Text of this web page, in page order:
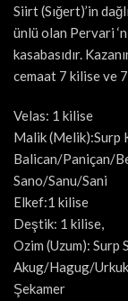
Siirt (Sığert)’in
ünlü olan Pervari
kasabasıdır.
cemaat 7 kilise ve
Velas: 1 kilise
Malik (Melik):Surp
Balican/Paniçan/
Sano/Sanu/Sani
Elkef:1 kilise
Deştik: 1 kilise,
Ozim (Uzum):
Akug/Hagug/
Şekamer